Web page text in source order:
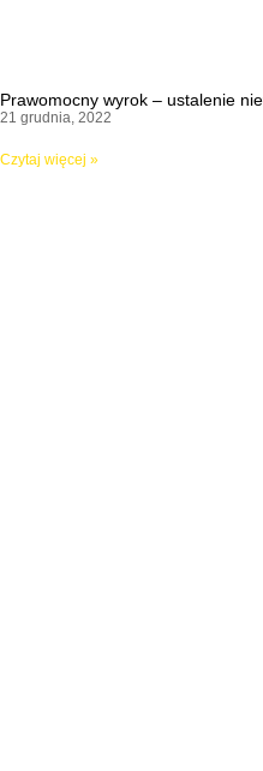
Prawomocny wyrok – ustalenie
21 grudnia, 2022
Czytaj więcej »